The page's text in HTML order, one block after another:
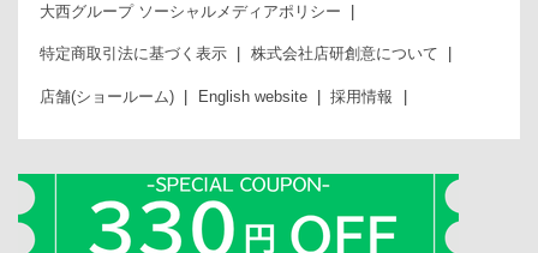
大西グループ ソーシャルメディアポリシー
特定商取引法に基づく表示 株式会社店研創意について
店舗(ショールーム) English website 採用情報